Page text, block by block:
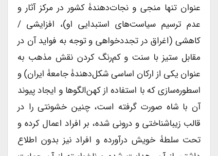
عنوان تنها منجی و نجات‌دهندۀ کشور در مرکز آثار و
عدم ترسیم سیاست‌های استبدایی او)، افزایشی /
کاهشی (اغراق در تجددخواهی و توجه به فواید آن در
مقابل ستیز با سنت و کم‌رنگ کردن نقش مذهب به
عنوان یکی از ارکان اساسی شکل‌دهندۀ جامعۀ ایران) و
اسطوره‌سازی که با استفاده از کهن‌الگوها و ایجاد پیوند
آن با شاه صورت گرفته است، چنین خشونتی را در
قالب زیباشناختی و درونی شده، بر افراد اعمال کرده و
تحت سلطۀ خویش درآورده و افراد نیز بدون اطلاع